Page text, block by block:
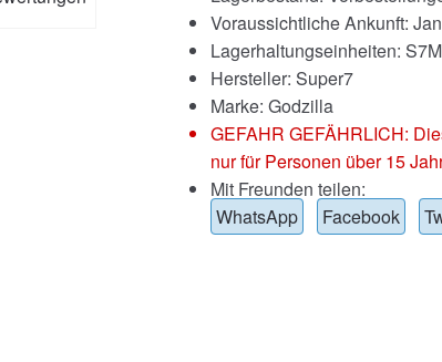
Voraussichtliche Ankunft:
Lagerhaltungseinheiten:
Hersteller: Super7
Marke: Godzilla
GEFAHR GEFÄHRLICH:
nur für Personen über 15
Mit Freunden teilen:
WhatsApp
Facebook